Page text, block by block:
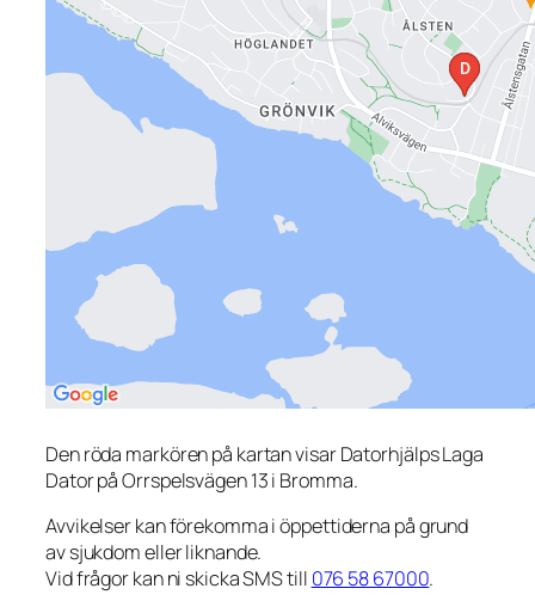
Den röda markören på kartan visar Datorhjälps Laga
Dator på Orrspelsvägen 13 i Bromma.
Avvikelser kan förekomma i öppettiderna på grund
av sjukdom eller liknande.
Vid frågor kan ni skicka SMS till 076 58 67000.